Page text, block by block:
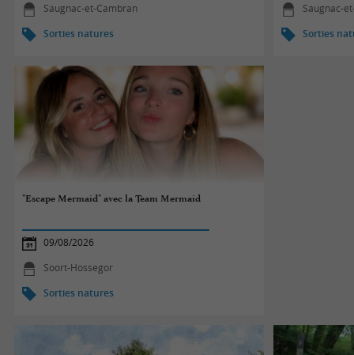
Saugnac-et-Cambran
Sorties natures
Saugnac-
Sorties
"Escape Mermaid" avec la Team Mermaid
09/08/2026
Soort-Hossegor
Sorties natures